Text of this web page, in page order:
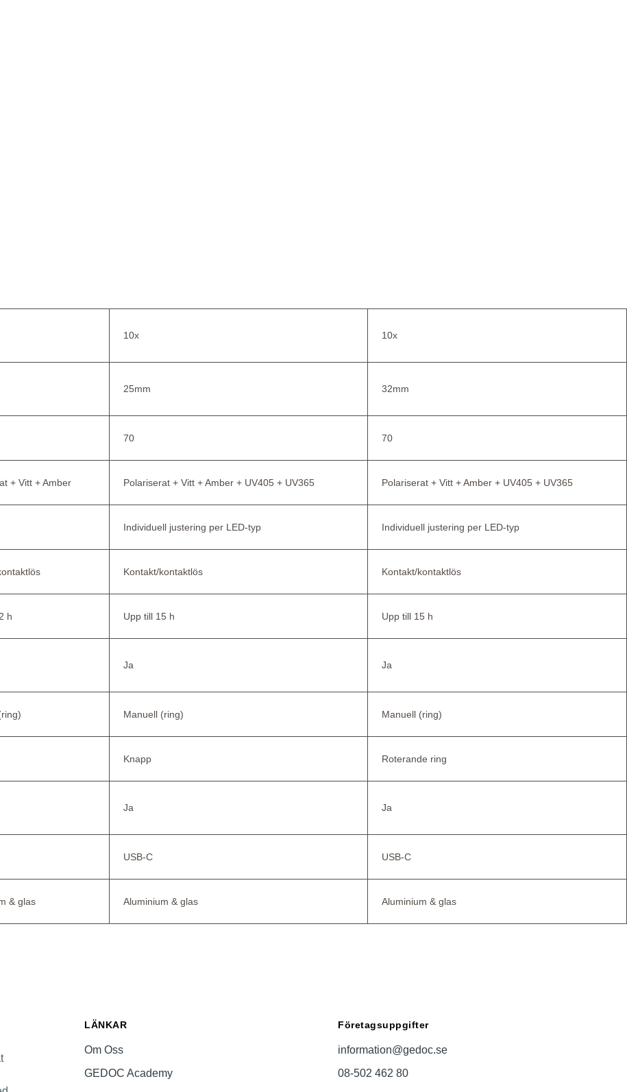
10x 10x
25mm 32mm
70 70
+ Vitt + Amber Polariserat + Vitt + Amber + UV405 + UV365 Polariserat + Vitt + Amber + UV405 + UV365
Individuell justering per LED-typ Individuell justering per LED-typ
Kontakt/kontaktlös Kontakt/kontaktlös
h Upp till 15 h Upp till 15 h
Ja Ja
Manuell (ring) Manuell (ring)
Knapp Roterande ring
Ja Ja
USB-C USB-C
& glas Aluminium & glas Aluminium & glas
LÄNKAR
Om Oss
GEDOC Academy
Företagsuppgifter
information@gedoc.se
08-502 462 80